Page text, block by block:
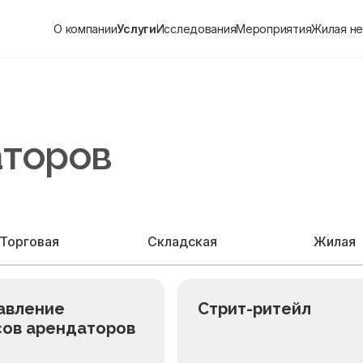
О компанииУслугиИсследованияМероприятияЖилая
Торговая Складская Жилая
арендаторов
Стрит-ритейл